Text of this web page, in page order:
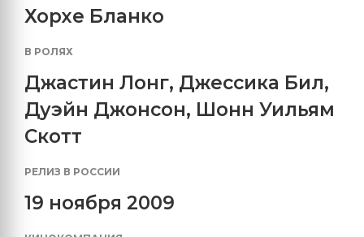
Хорхе Бланко
В РОЛЯХ
Джастин Лонг, Джессика Бил,
Дуэйн Джонсон, Шонн Уильям
Скотт
РЕЛИЗ В РОССИИ
19 ноября 2009